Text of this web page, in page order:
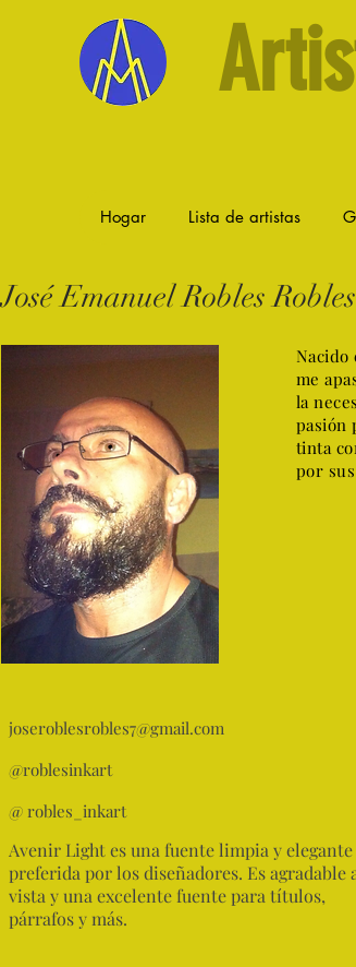
Hogar Lista de artistas
José Emanuel Robles Robles
Nacido
me
la
pasión
tinta
por
joseroblesrobles7@gmail.com
@roblesinkart
@ robles_inkart
Avenir Light es una fuente limpia y elegante
preferida por los diseñadores. Es agradable
vista y una excelente fuente para títulos,
párrafos y más.